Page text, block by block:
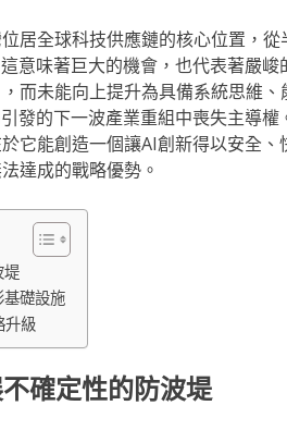
居全球科技供應鏈的核心位置，
意味著巨大的機會，也代表著嚴峻
而未能向上提升為具備系統思維、
發的下一波產業重組中喪失主導權
它能創造一個讓AI創新得以安全、
達成的戰略優勢。
堤
礎設施
升級
確定性的防波堤